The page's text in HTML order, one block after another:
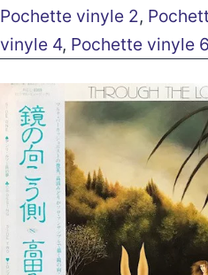
Pochette vinyle 2,
vinyle 4, Pochette vinyle 6